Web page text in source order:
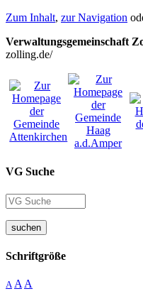
Zum Inhalt, zur Navigation
Verwaltungsgemeinschaft
zolling.de/
VG Suche
suchen
Schriftgröße
A A A